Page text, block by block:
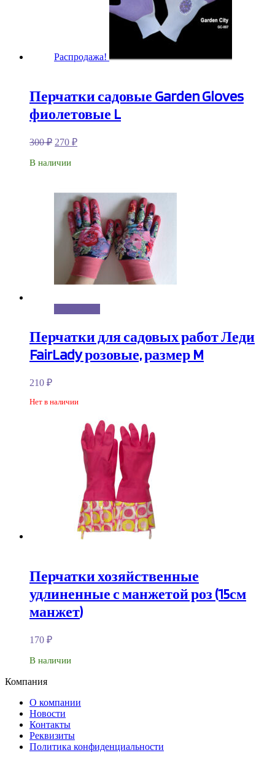
Распродажа!
Перчатки садовые Garden Gloves
фиолетовые L
300₽ 270 ₽
В наличии
Перчатки для садовых работ Леди
FairLady розовые, размер M
210 ₽
Нет в наличии
Перчатки хозяйственные
удлиненные с манжетой роз (15см
манжет)
170 ₽
В наличии
Компания
О компании
Новости
Контакты
Реквизиты
Политика конфиденциальности